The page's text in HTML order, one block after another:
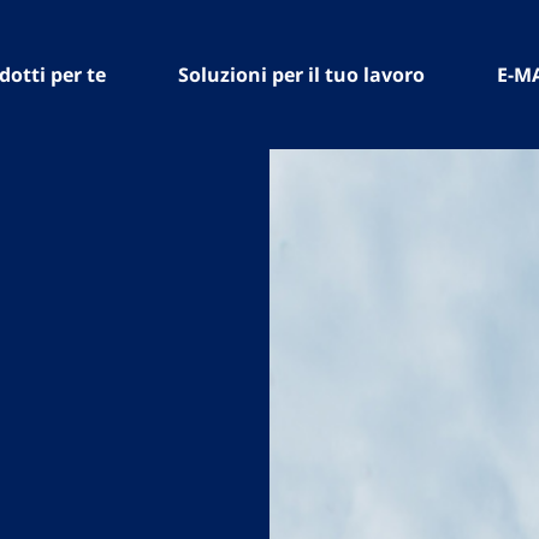
per te Soluzioni per il tuo lavoro E-